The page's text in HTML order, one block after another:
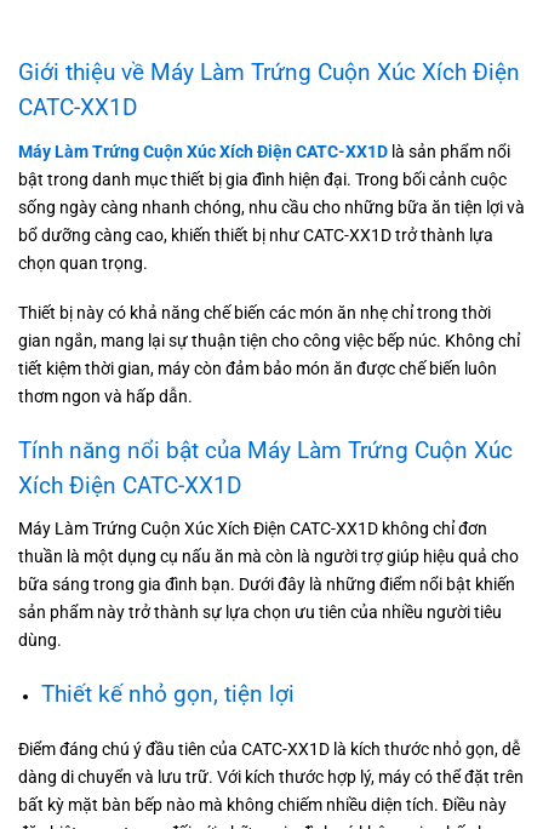
Giới thiệu về Máy Làm Trứng Cuộn Xúc Xích Điện
CATC-XX1D
Máy Làm Trứng Cuộn Xúc Xích Điện CATC-XX1D là sản phẩm nổi
bật trong danh mục thiết bị gia đình hiện đại. Trong bối cảnh cuộc
sống ngày càng nhanh chóng, nhu cầu cho những bữa ăn tiện lợi và
bổ dưỡng càng cao, khiến thiết bị như CATC-XX1D trở thành lựa
chọn quan trọng.
Thiết bị này có khả năng chế biến các món ăn nhẹ chỉ trong thời
gian ngắn, mang lại sự thuận tiện cho công việc bếp núc. Không chỉ
tiết kiệm thời gian, máy còn đảm bảo món ăn được chế biến luôn
thơm ngon và hấp dẫn.
Tính năng nổi bật của Máy Làm Trứng Cuộn Xúc
Xích Điện CATC-XX1D
Máy Làm Trứng Cuộn Xúc Xích Điện CATC-XX1D không chỉ đơn
thuần là một dụng cụ nấu ăn mà còn là người trợ giúp hiệu quả cho
bữa sáng trong gia đình bạn. Dưới đây là những điểm nổi bật khiến
sản phẩm này trở thành sự lựa chọn ưu tiên của nhiều người tiêu
dùng.
Thiết kế nhỏ gọn, tiện lợi
Điểm đáng chú ý đầu tiên của CATC-XX1D là kích thước nhỏ gọn, dễ
dàng di chuyển và lưu trữ. Với kích thước hợp lý, máy có thể đặt trên
bất kỳ mặt bàn bếp nào mà không chiếm nhiều diện tích. Điều này